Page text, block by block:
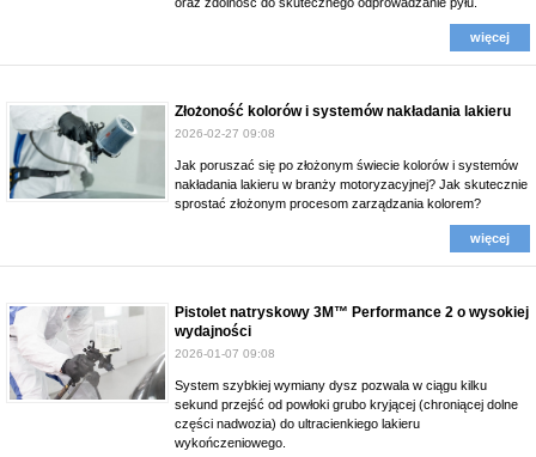
więcej
Złożoność kolorów i systemów nakładania lakieru
2026-02-27 09:08
Jak poruszać się po złożonym świecie kolorów i systemów
nakładania lakieru w branży motoryzacyjnej? Jak skutecznie
sprostać złożonym procesom zarządzania kolorem?
więcej
Pistolet natryskowy 3M™ Performance 2 o wysokiej
wydajności
2026-01-07 09:08
System szybkiej wymiany dysz pozwala w ciągu kilku
sekund przejść od powłoki grubo kryjącej (chroniącej dolne
części nadwozia) do ultracienkiego lakieru
wykończeniowego.